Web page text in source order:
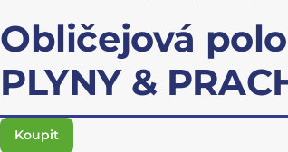
Obličejová
PLYNY &
Koupit